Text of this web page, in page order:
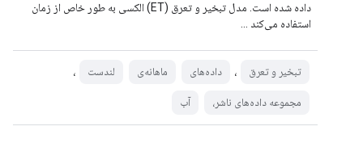
داده شده است. مدل تبخیر و تعرق (ET) الکسی به طور خاص از زمان
استفاده می‌کند ...
تبخیر و تعرق ، داده‌های ماهانه‌ی لندست ،
مجموعه داده‌های ناشر، آب